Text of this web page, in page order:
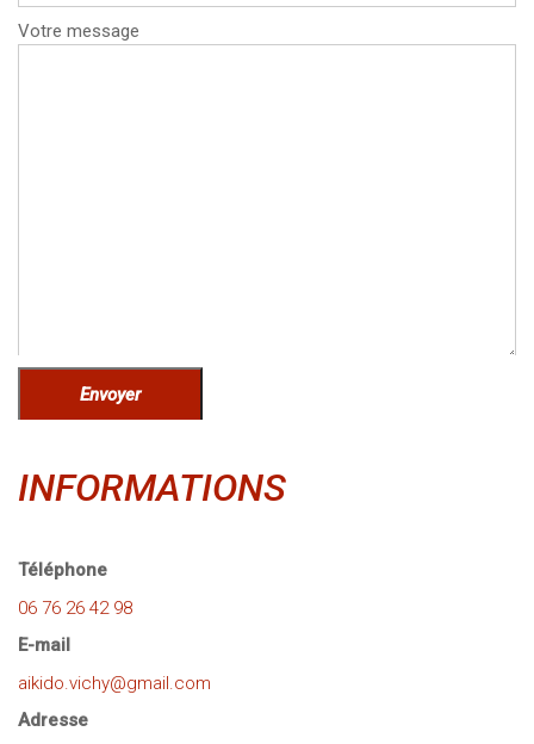
Votre message
INFORMATIONS
Téléphone
06 76 26 42 98
E-mail
aikido.vichy@gmail.com
Adresse